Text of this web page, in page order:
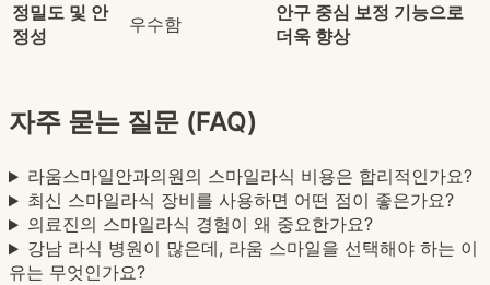
정밀도 및 안
정성
우수함
안구 중심 보정 기능으로
더욱 향상
자주 묻는 질문 (FAQ)
라움스마일안과의원의 스마일라식 비용은 합리적인가요?
최신 스마일라식 장비를 사용하면 어떤 점이 좋은가요?
의료진의 스마일라식 경험이 왜 중요한가요?
강남 라식 병원이 많은데, 라움 스마일을 선택해야 하는 이
유는 무엇인가요?